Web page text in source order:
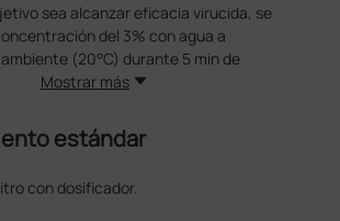
sea alcanzar eficacia virucida, se
del 3% con agua a
(20°C) durante 5 min de
Mostrar más
estándar
con dosificador.